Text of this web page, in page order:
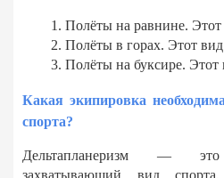
Полёты на равнине. Этот
Полёты в горах. Этот
Полёты на буксире. Этот
Какая экипировка
спорта?
Дельтапланеризм —
захватывающий вид